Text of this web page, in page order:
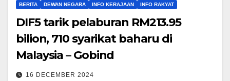
BERITA DEWAN NEGARA INFO KERAJAAN INFO RAKYAT
DIF5 tarik pelaburan RM213.95
bilion, 710 syarikat baharu di
Malaysia – Gobind
16 DECEMBER 2024